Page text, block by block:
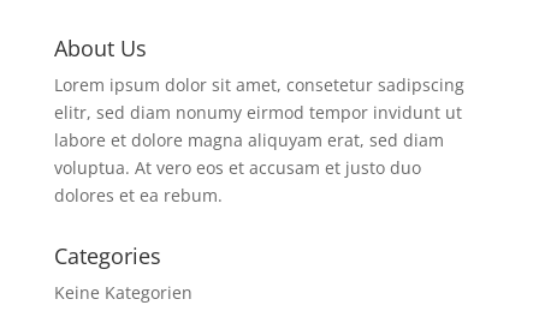
About Us
Lorem ipsum dolor sit amet, consetetur sadipscing
elitr, sed diam nonumy eirmod tempor invidunt ut
labore et dolore magna aliquyam erat, sed diam
voluptua. At vero eos et accusam et justo duo
dolores et ea rebum.
Categories
Keine Kategorien